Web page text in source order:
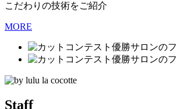
こだわりの技術をご紹介
MORE
Staff